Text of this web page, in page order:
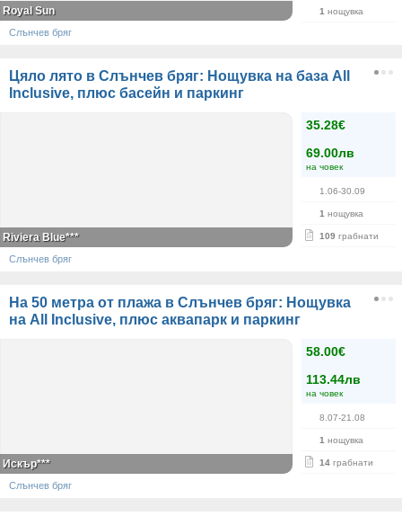
1 нощувка
Royal Sun
Слънчев бряг
Цяло лято в Слънчев бряг: Нощувка на база All
Inclusive, плюс басейн и паркинг
35.28€
69.00лв
на човек
1.06-30.09
1 нощувка
109 грабнати
Riviera Blue***
Слънчев бряг
На 50 метра от плажа в Слънчев бряг: Нощувка
на All Inclusive, плюс аквапарк и паркинг
58.00€
113.44лв
на човек
8.07-21.08
1 нощувка
14 грабнати
Искър***
Слънчев бряг